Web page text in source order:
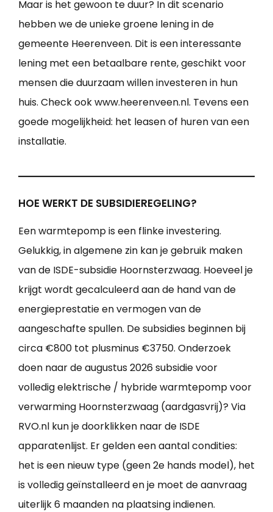
Maar is het gewoon te duur? In dit scenario
hebben we de unieke groene lening in de
gemeente Heerenveen. Dit is een interessante
lening met een betaalbare rente, geschikt voor
mensen die duurzaam willen investeren in hun
huis. Check ook www.heerenveen.nl. Tevens een
goede mogelijkheid: het leasen of huren van een
installatie.
HOE WERKT DE SUBSIDIEREGELING?
Een warmtepomp is een flinke investering.
Gelukkig, in algemene zin kan je gebruik maken
van de ISDE-subsidie Hoornsterzwaag. Hoeveel je
krijgt wordt gecalculeerd aan de hand van de
energieprestatie en vermogen van de
aangeschafte spullen. De subsidies beginnen bij
circa €800 tot plusminus €3750. Onderzoek
doen naar de augustus 2026 subsidie voor
volledig elektrische / hybride warmtepomp voor
verwarming Hoornsterzwaag (aardgasvrij)? Via
RVO.nl kun je doorklikken naar de ISDE
apparatenlijst. Er gelden een aantal condities:
het is een nieuw type (geen 2e hands model), het
is volledig geïnstalleerd en je moet de aanvraag
uiterlijk 6 maanden na plaatsing indienen.